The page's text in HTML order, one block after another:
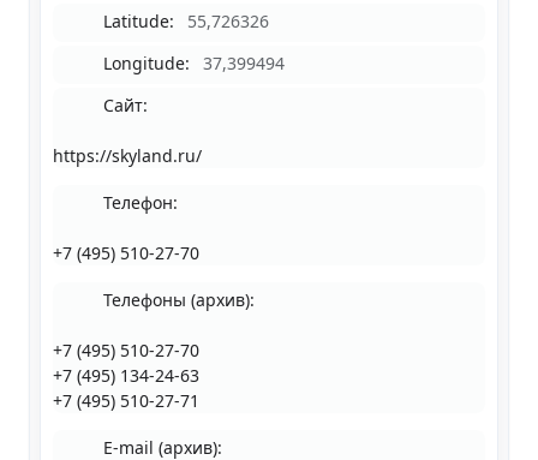
Latitude:
55,726326
Longitude:
37,399494
Сайт:
https://skyland.ru/
Телефон:
+7 (495) 510-27-70
Телефоны (архив):
+7 (495) 510-27-70
+7 (495) 134-24-63
+7 (495) 510-27-71
E-mail (архив):